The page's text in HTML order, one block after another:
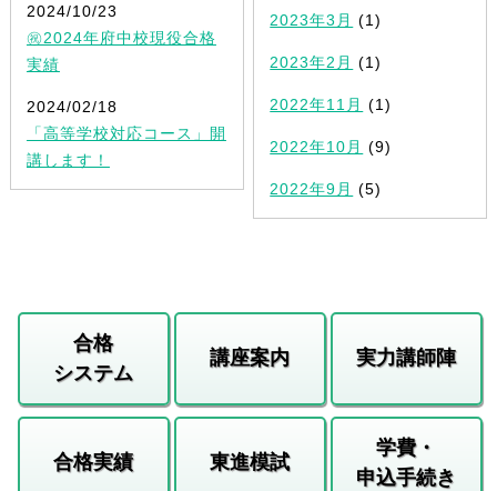
2024/10/23
㊗2024年府中校現役合格
実績
2024/02/18
「高等学校対応コース」開
講します！
2023年3月 (1)
2023年2月 (1)
2022年11月 (1)
2022年10月 (9)
2022年9月 (5)
合格
システム
講座案内 実力講師陣
合格実績 東進模試
学費・
申込手続き